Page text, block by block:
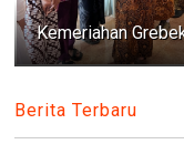
Kemeriahan
Berita Terbaru